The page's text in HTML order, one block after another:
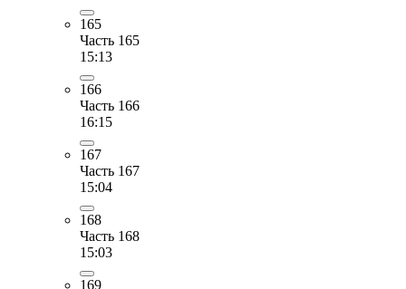
165
Часть 165
15:13
166
Часть 166
16:15
167
Часть 167
15:04
168
Часть 168
15:03
169